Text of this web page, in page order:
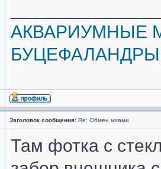
АКВАРИУМНЫЕ
БУЦЕФАЛАНДРЫ
Заголовок сообщения: Re: Обмен мхами
Там фотка с